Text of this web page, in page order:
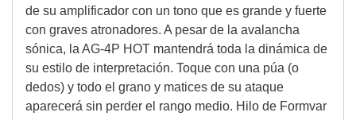
de su amplificador con un tono que es grande y fuerte
con graves atronadores. A pesar de la avalancha
sónica, la AG-4P HOT mantendrá toda la dinámica de
su estilo de interpretación. Toque con una púa (o
dedos) y todo el grano y matices de su ataque
aparecerá sin perder el rango medio. Hilo de Formvar